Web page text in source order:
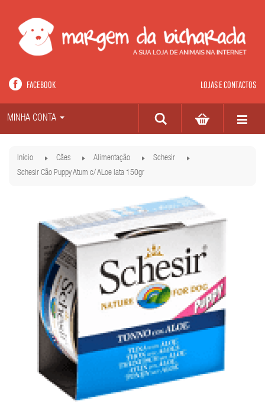
LOJAS E CONTACTOS
FACEBOOK
MINHA CONTA
Início Cães Alimentação
Schesir
Schesir Cão Puppy Atum c/ ALoe lata 150gr